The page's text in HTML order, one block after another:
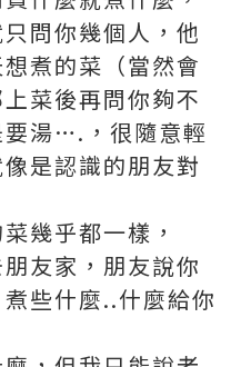
問你幾個人，他
煮的菜（當然會
菜後再問你夠不
湯….，很隨意輕
是認識的朋友對
幾乎都一樣，
友家，朋友說你
些什麼..什麼給你